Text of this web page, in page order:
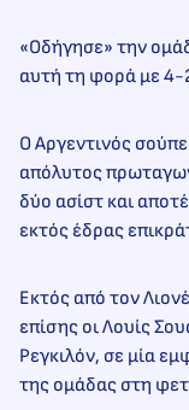
«Οδήγησε» την
αυτή τη φορά με 4-
Ο Αργεντινός
απόλυτος
δύο ασίστ και
εκτός έδρας
Εκτός από τον
επίσης οι Λουίς
Ρεγκιλόν, σε μία
της ομάδας στη